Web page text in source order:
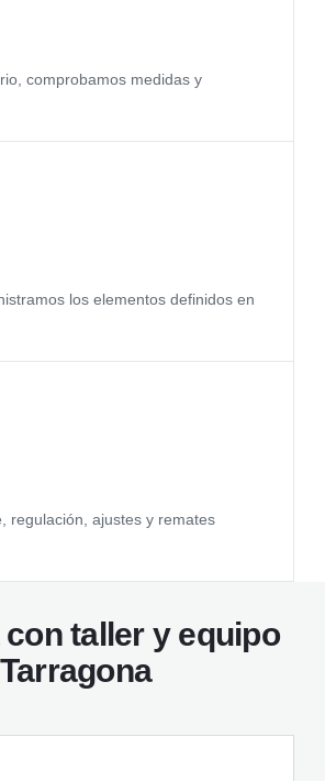
comprobamos medidas y
los elementos definidos en
regulación, ajustes y remates
taller y equipo